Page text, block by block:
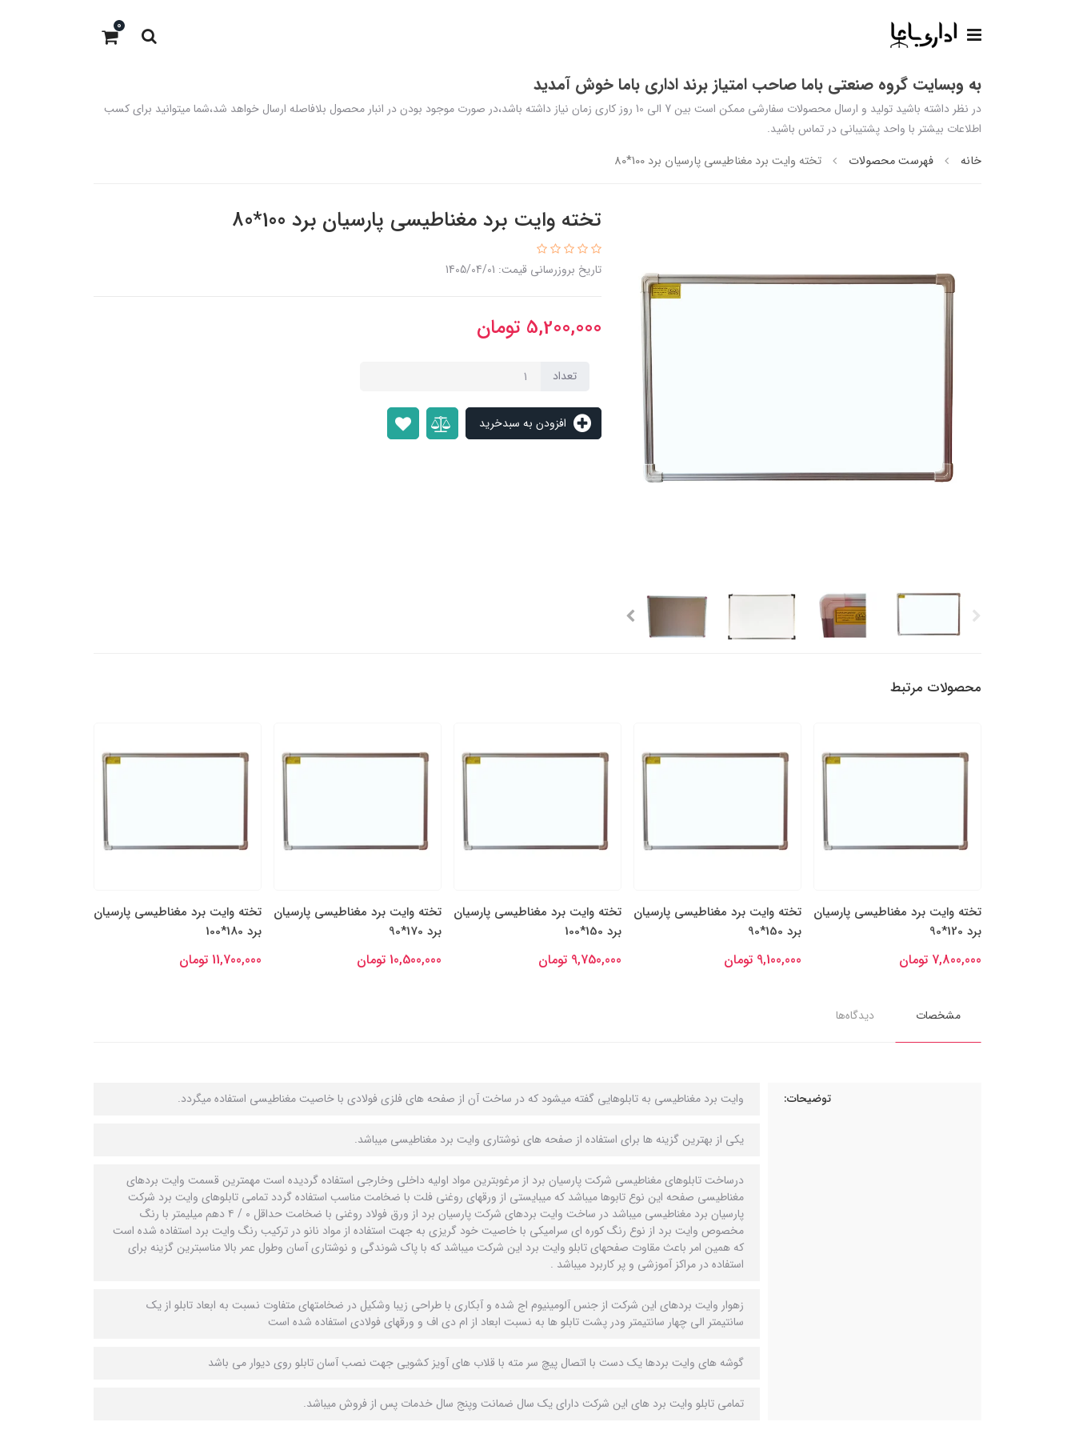
به وبسایت گروه صنعتی باما صاحب امتیاز برند اداری باما خوش آمدید
در نظر داشته باشید تولید و ارسال محصولات سفارشی ممکن است بین 7 الی 10 روز کاری زمان نیاز داشته باشد،در صورت موجود بودن در انبار محصول بلافاصله ارسال خواهد شد،شما میتوانید برای کسب
اطلاعات بیشتر با واحد پشتیبانی در تماس باشید.
0
خانه فهرست محصولات تخته وایت برد مغناطیسی پارسیان برد 100*80
تخته وایت برد مغناطیسی پارسیان برد 100*80
تاریخ بروزرسانی قیمت: 1405/04/01
5,200,000 تومان
تعداد
محصولات مرتبط
تخته وایت برد مغناطیسی پارسیان
برد 150*90
9,100,000 تومان
تخته وایت برد مغناطیسی پارسیان
برد 150*100
9,750,000 تومان
تخته وایت برد مغناطیسی پارسیان
برد 170*90
10,500,000 تومان
تخته وایت برد مغناطیسی پارسیان
برد 180*100
11,700,000 تومان
تخته وایت برد مغناطیسی پارسیان
برد 200*100
12,200,000 تومان
مشخصات دیدگاه‌ها
توضیحات: وايت برد مغناطيسى به تابلوهايى گفته ميشود كه در ساخت آن از صفحه هاى فلزى فولادى با خاصيت مغناطيسى استفاده ميگردد.
يكى از بهترين گزينه ها براى استفاده از صفحه هاى نوشتارى وايت برد مغناطيسى ميباشد.
درساخت تابلوهاى مغناطيسى شركت پارسيان برد از مرغوبترين مواد اوليه داخلى وخارجى استفاده گرديده است مهمترين قسمت وايت بردهاى
مغناطيسى صفحه اين نوع تابوها ميباشد كه ميبايستى از ورقهاى روغنى فلت با ضخامت مناسب استفاده گردد تمامى تابلوهاى وايت برد شركت
پارسيان برد مغناطيسى ميباشد در ساخت وايت بردهاى شركت پارسيان برد از ورق فولاد روغنى با ضخامت حداقل ٠ / ٤ دهم ميليمتر با رنگ
مخصوص وايت برد از نوع رنگ كوره اى سراميكى با خاصيت خود گريزى به جهت استفاده از مواد نانو در تركيب رنگ وايت برد استفاده شده است
كه همين امر باعث مقاوت صفحهاى تابلو وايت برد اين شركت ميباشد که با پاک شوندگى و نوشتارى آسان وطول عمر بالا مناسبترين گزينه براى
استفاده در مراكز آموزشى و پر كاربرد ميباشد .
زهوار وايت بردهاى اين شركت از جنس آلومينيوم اج شده و آبكارى با طراحى زيبا وشكيل در ضخامتهاى متفاوت نسبت به ابعاد تابلو از يک
سانتيمتر الى چهار سانتيمتر ودر پشت تابلو ها به نسبت ابعاد از ام دى اف و ورقهاى فولادى استفاده شده است
گوشه هاى وایت بردها يک دست با اتصال پيچ سر مته با قلاب هاى آويز كشويى جهت نصب آسان تابلو روى ديوار می باشد
تمامى تابلو وايت برد هاى اين شركت داراى يک سال ضمانت وپنج سال خدمات پس از فروش ميباشد.